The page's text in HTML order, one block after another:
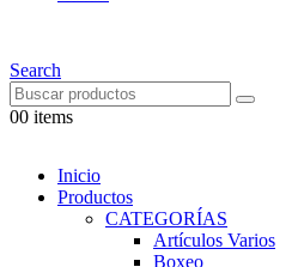
Search
00 items
Inicio
Productos
CATEGORÍAS
Artículos Varios
Boxeo